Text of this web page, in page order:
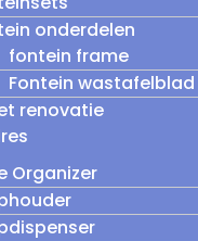
onderdelen
fontein frame
Fontein wastafelblad
renovatie
Organizer